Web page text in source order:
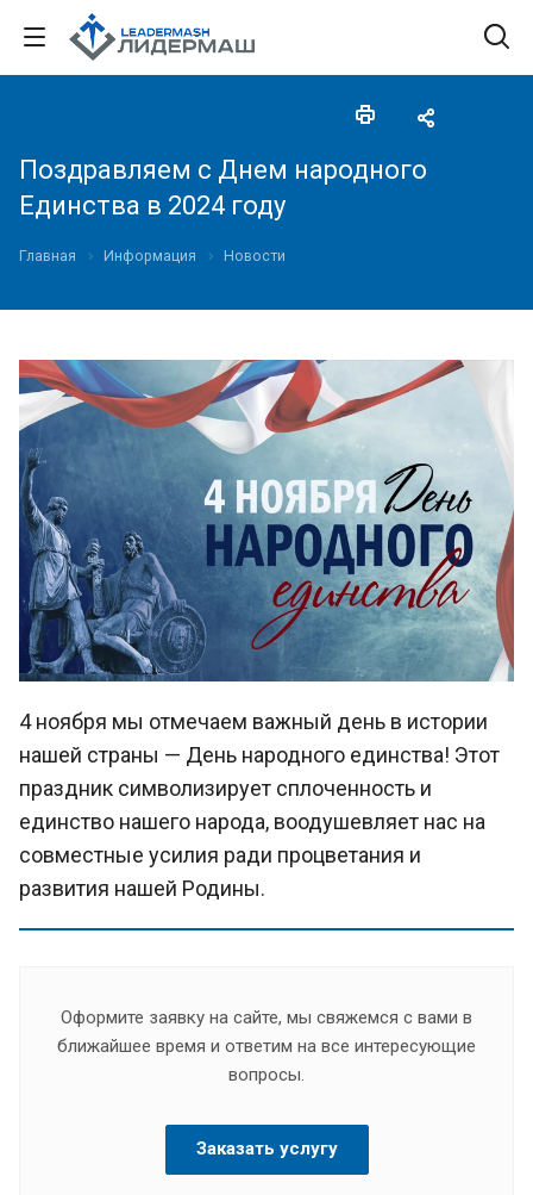
Поздравляем с Днем народного
Единства в 2024 году
Главная Информация Новости
4 ноября мы отмечаем важный день в истории
нашей страны — День народного единства! Этот
праздник символизирует сплоченность и
единство нашего народа, воодушевляет нас на
совместные усилия ради процветания и
развития нашей Родины.
Оформите заявку на сайте, мы свяжемся с вами в
ближайшее время и ответим на все интересующие
вопросы.
Заказать услугу